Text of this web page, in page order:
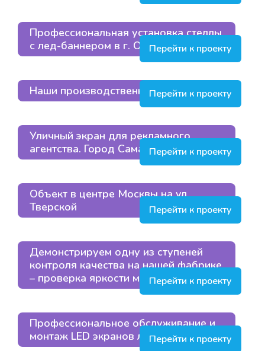
Профессиональная установка стеллы
с лед-баннером в г. Октябрьский
Перейти к проекту
Наши производственные линииПерейти к проекту
Уличный экран для рекламного
агентства. Город СамараПерейти к проекту
Объект в центре Москвы на ул.
Тверской
Перейти к проекту
Демонстрируем одну из ступеней
контроля качества на нашей фабрике
– проверка яркости модуляПерейти к проекту
Профессиональное обслуживание и
монтаж LED экранов любой сложности
Перейти к проекту